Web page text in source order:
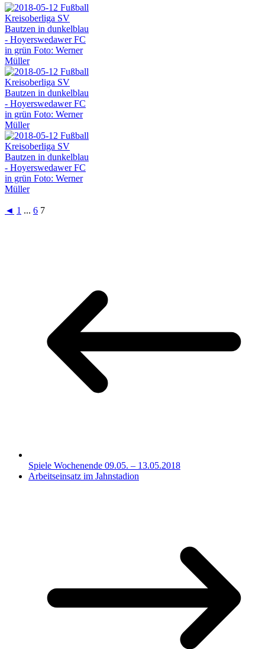
◄ 1 ... 6 7
Spiele Wochenende 09.05. – 13.05.2018
Arbeitseinsatz im Jahnstadion